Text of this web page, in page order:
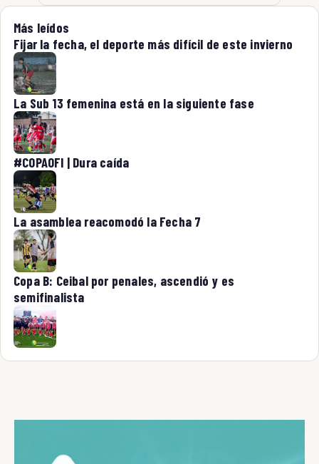
Más leídos
Fijar la fecha, el deporte más difícil de este invierno
La Sub 13 femenina está en la siguiente fase
#COPAOFI | Dura caída
La asamblea reacomodó la Fecha 7
Copa B: Ceibal por penales, ascendió y es
semifinalista